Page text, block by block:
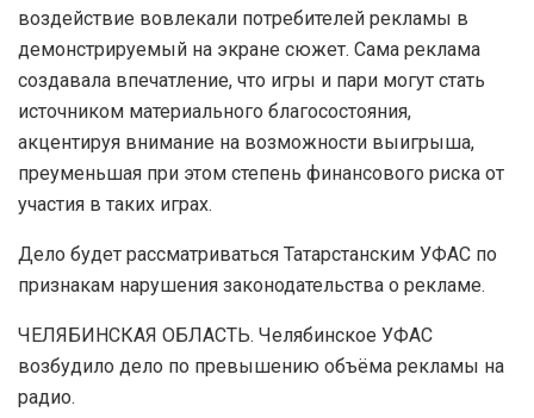
воздействие вовлекали потребителей рекламы в
демонстрируемый на экране сюжет. Сама реклама
создавала впечатление, что игры и пари могут стать
источником материального благосостояния,
акцентируя внимание на возможности выигрыша,
преуменьшая при этом степень финансового риска от
участия в таких играх.
Дело будет рассматриваться Татарстанским УФАС по
признакам нарушения законодательства о рекламе.
ЧЕЛЯБИНСКАЯ ОБЛАСТЬ. Челябинское УФАС
возбудило дело по превышению объёма рекламы на
радио.